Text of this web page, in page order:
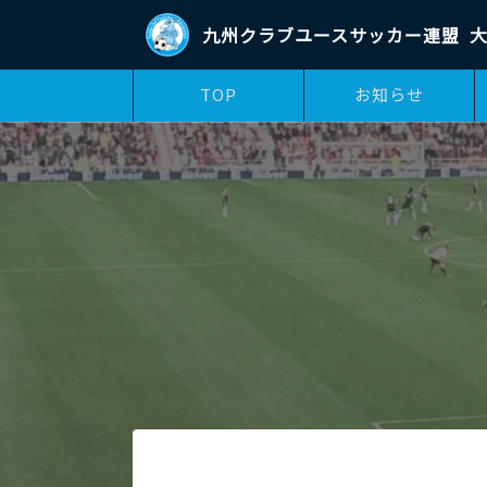
九州クラブユースサッカー連盟
TOP お知らせ